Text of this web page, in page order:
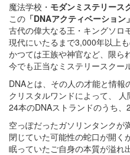
魔法学校・ モダンミステリース
この 「DNAアクティベーション」
古代の偉大なる王・キングソロ
現代にいたるまで3,000年以上
かつては王族や神官など、限ら
今でも正当なミステリースクー
DNAとは、その人の才能と情報
クリスタルワンドによって、
24本のDNAストランドのうち、
空っぽだったガソリンタンクが
閉じていた可能性の蛇口が開く
眠っていたご自身の本質が溢れ